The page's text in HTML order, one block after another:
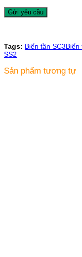
Tags: Biến tần SC3Biến
SS2
Sản phẩm tương tự